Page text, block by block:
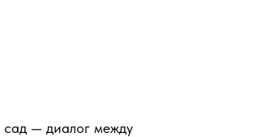
сад — диалог между